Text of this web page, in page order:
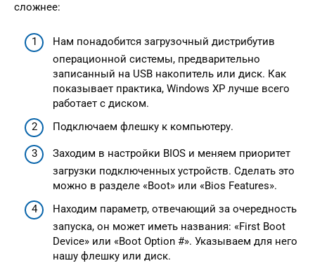
сложнее:
Нам понадобится загрузочный дистрибутив
операционной системы, предварительно
записанный на USB накопитель или диск. Как
показывает практика, Windows XP лучше всего
работает с диском.
Подключаем флешку к компьютеру.
Заходим в настройки BIOS и меняем приоритет
загрузки подключенных устройств. Сделать это
можно в разделе «Boot» или «Bios Features».
Находим параметр, отвечающий за очередность
запуска, он может иметь названия: «First Boot
Device» или «Boot Option #». Указываем для него
нашу флешку или диск.